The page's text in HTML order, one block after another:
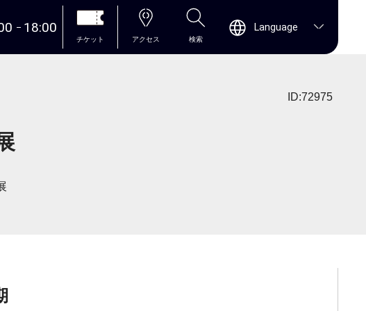
18:00
チケット アクセス 検索
Language
ID:72975